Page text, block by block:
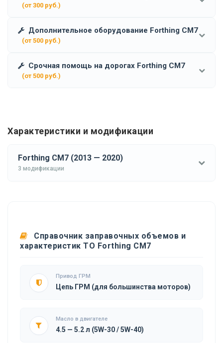
(от 300 руб.)
Дополнительное оборудование Forthing CM7
(от 500 руб.)
Срочная помощь на дорогах Forthing CM7
(от 500 руб.)
Характеристики и модификации
Forthing CM7 (2013 — 2020)
3 модификации
Справочник заправочных объемов и
характеристик ТО Forthing CM7
Привод ГРМ
Цепь ГРМ (для большинства моторов)
Масло в двигателе
4.5 — 5.2 л (5W-30 / 5W-40)